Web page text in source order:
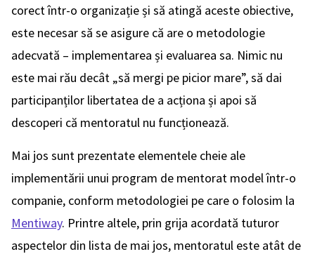
corect într-o organizație și să atingă aceste obiective,
este necesar să se asigure că are o metodologie
adecvată – implementarea și evaluarea sa. Nimic nu
este mai rău decât „să mergi pe picior mare”, să dai
participanților libertatea de a acționa și apoi să
descoperi că mentoratul nu funcționează.
Mai jos sunt prezentate elementele cheie ale
implementării unui program de mentorat model într-o
companie, conform metodologiei pe care o folosim la
Mentiway. Printre altele, prin grija acordată tuturor
aspectelor din lista de mai jos, mentoratul este atât de